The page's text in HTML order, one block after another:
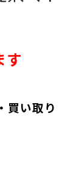
す
買い取り